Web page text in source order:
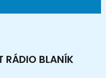
RÁDIO BLANÍK